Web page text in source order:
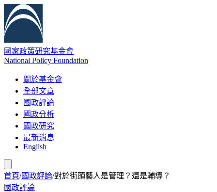
國家政策研究基金會
National Policy Foundation
關於基金會
全部文章
國政評論
國政分析
國政研究
最新消息
English
首頁/國政評論/對於街頭藝人是管理？還是輔導？
國政評論